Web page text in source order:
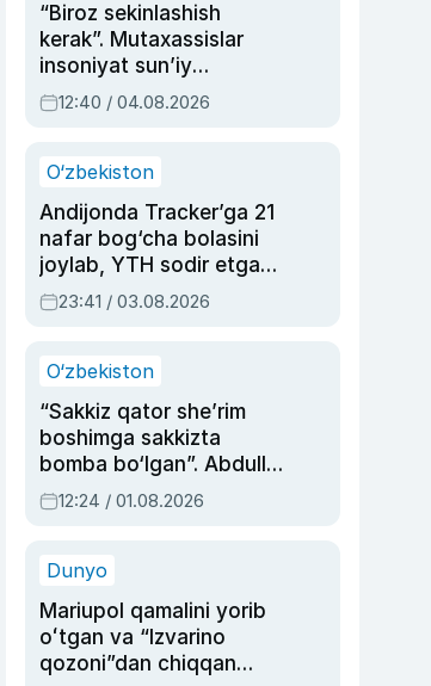
“Biroz sekinlashish
kerak”. Mutaxassislar
insoniyat sun’iy
intellektni boshqara
olmay qolishidan xavotir
12:40 / 04.08.2026
O‘zbekiston
Andijonda Tracker’ga 21
nafar bog‘cha bolasini
joylab, YTH sodir etgan
ayolga sud hukmi o‘qildi
23:41 / 03.08.2026
O‘zbekiston
“Sakkiz qator she’rim
boshimga sakkizta
bomba bo‘lgan”. Abdulla
Oripovni siyosiy
ayblovlardan asrab
12:24 / 01.08.2026
Dunyo
Mariupol qamalini yorib
oʻtgan va “Izvarino
qozoni”dan chiqqan